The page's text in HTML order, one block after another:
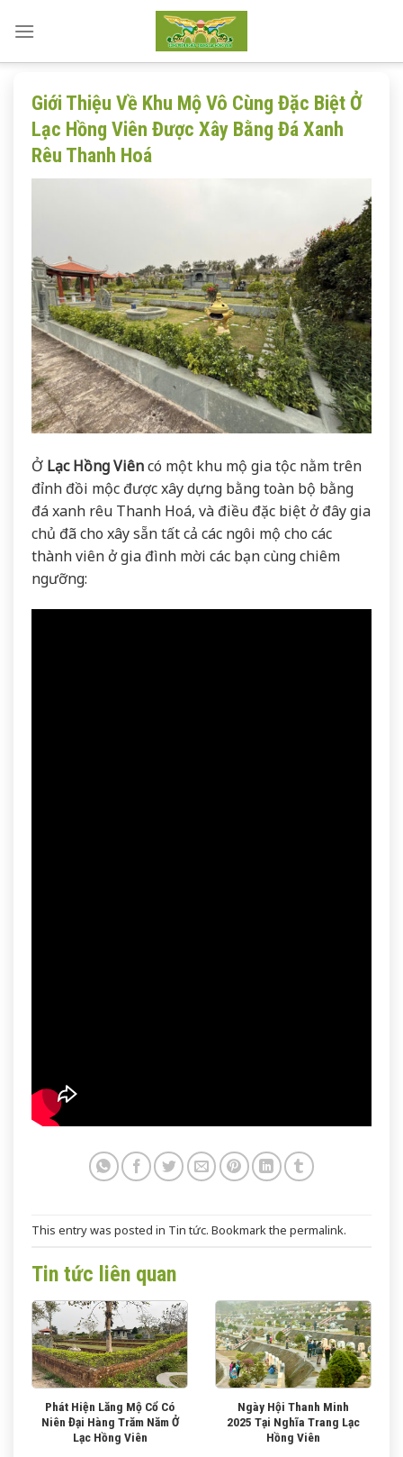
Giới Thiệu Về Khu Mộ Vô Cùng Đặc Biệt Ở
Lạc Hồng Viên Được Xây Bằng Đá Xanh
Rêu Thanh Hoá
Ở Lạc Hồng Viêncó một khu mộ gia tộc nằm trên
đỉnh đồi mộc được xây dựng bằng toàn bộ bằng
đá xanh rêu Thanh Hoá, và điều đặc biệt ở đây gia
chủ đã cho xây sẵn tất cả các ngôi mộ cho các
thành viên ở gia đình mời các bạn cùng chiêm
ngưỡng:
This entry was posted in Tin tức. Bookmark the permalink.
Tin tức liên quan
Phát Hiện Lăng Mộ Cổ Có
Niên Đại Hàng Trăm Năm Ở
Lạc Hồng Viên
Ngày Hội Thanh Minh
2025 Tại Nghĩa Trang Lạc
Hồng Viên